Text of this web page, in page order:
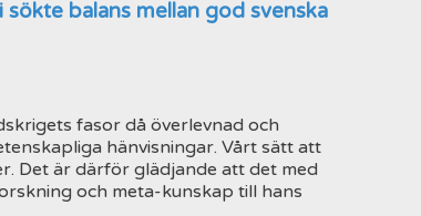
balans mellan god svenska
fasor då överlevnad och
hänvisningar. Vårt sätt att
Det är därför glädjande att det med
och meta-kunskap till hans